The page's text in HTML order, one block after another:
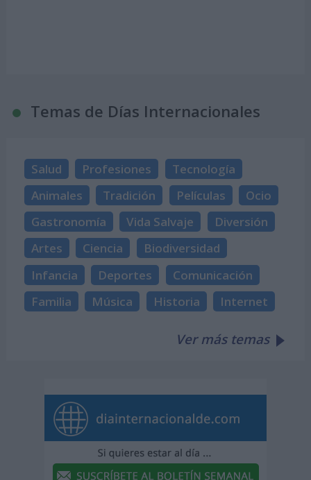
Temas de Días Internacionales
Salud Profesiones
Tecnología
Animales
Tradición Películas
Ocio
Gastronomía
Vida Salvaje
Diversión
Artes
Ciencia
Biodiversidad
Infancia
Deportes
Comunicación
Familia
Música Historia Internet
Ver más temas